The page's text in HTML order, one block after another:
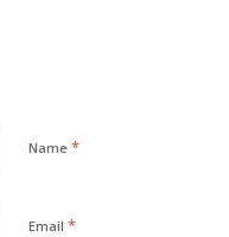
Name *
Email *